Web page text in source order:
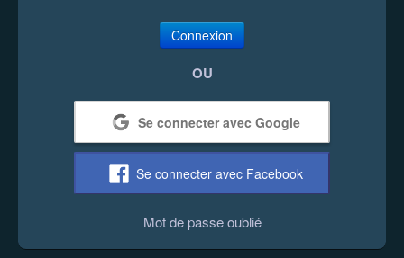
Connexion
OU
Se connecter avec Google
Se connecter avec Facebook
Mot de passe oublié